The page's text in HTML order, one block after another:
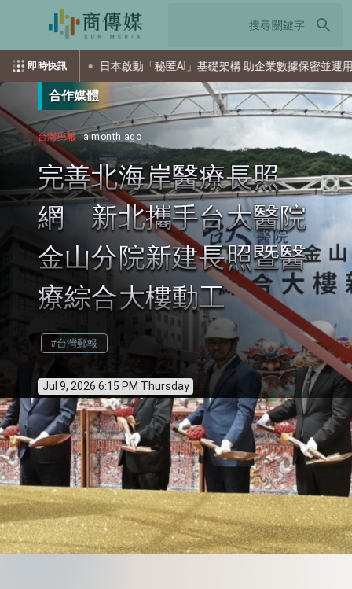
search
即時快訊日本啟動「秘匿AI」基礎架構 助企業數據保密並運用AI
合作媒體
台灣郵報 a month ago
完善北海岸醫療長照
網 新北攜手台大醫院
金山分院新建長照暨醫
療綜合大樓動工
#台灣郵報
Jul 9, 2026 6:15 PM Thursday